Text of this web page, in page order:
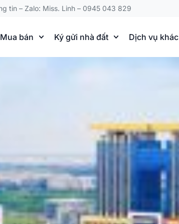
tin – Zalo: Miss. Linh – 0945 043 829
Mua bán Ký gửi nhà đất Dịch vụ khác